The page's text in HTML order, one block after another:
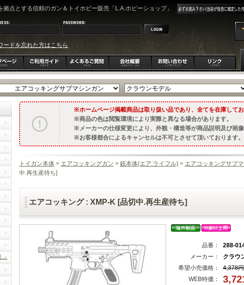
拠点とする信頼のガン＆トイホビー販売「L.A.ホビーショップ」
ードを忘れた方はこちら
…
ホームページ掲載商品は取り扱い品であり、全てを在庫してお
商品の色は閲覧環境により実際と異なる場合があります。
メーカーの仕様変更により、外観・構造等が商品説明及び画
お客様都合によるキャンセルは不可とさせて頂いております。
トイガン本体 > エアコッキングガン > 銃本体(エア:ライフル) > エアコッキングサブ
中.再生産待ち]
エアコッキング : XMP-K [品切中.再生産待ち]
品番：
288-
メーカー：
クラウ
希望小売価格：
4,378円
WEB特価：